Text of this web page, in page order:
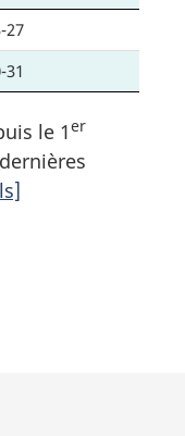
27
31
le 1er